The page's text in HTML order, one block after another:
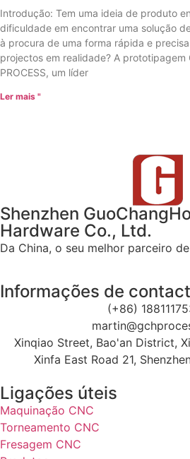
Introdução: Tem uma ideia de produto
dificuldade em encontrar uma solução
à procura de uma forma rápida e
projectos em realidade? A prototipagem
PROCESS, um líder
Ler mais "
Shenzhen
Hardware Co., Ltd.
Da China, o seu melhor parceiro
Informações de
(+86)
Xinqiao Street, Bao'an District,
Xinfa East Road 21,
Ligações úteis
Maquinação CNC
Torneamento CNC
Fresagem CNC